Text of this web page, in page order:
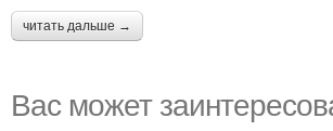
читать дальше →
Вас может